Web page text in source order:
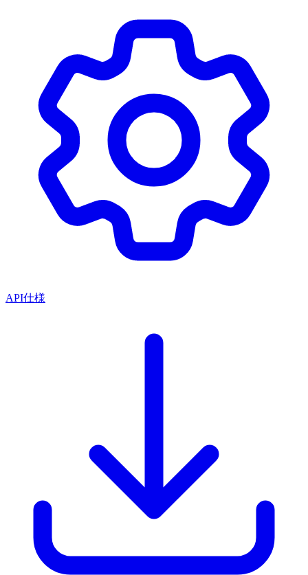
API仕様